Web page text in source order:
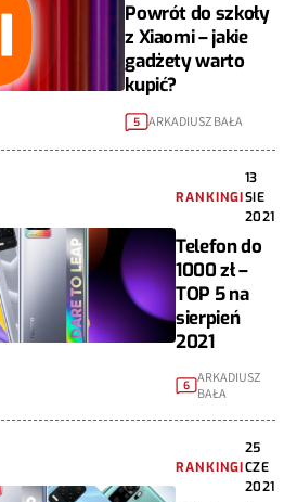
Powrót do szkoły
z Xiaomi – jakie
gadżety warto
kupić?
5 ARKADIUSZ BAŁA
RANKINGI
13
SIE
2021
Telefon do
1000 zł –
TOP 5 na
sierpień
2021
6 ARKADIUSZ
BAŁA
RANKINGI
25
CZE
2021